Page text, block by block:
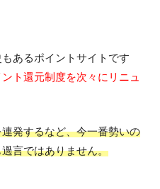
あるポイントサイトです
ト還元制度を次々にリニュ
発するなど、今一番勢いの
言ではありません。